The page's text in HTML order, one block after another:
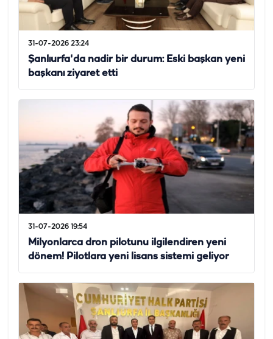
31-07-2026 23:24
Şanlıurfa'da nadir bir durum: Eski başkan yeni
başkanı ziyaret etti
31-07-2026 19:54
Milyonlarca dron pilotunu ilgilendiren yeni
dönem! Pilotlara yeni lisans sistemi geliyor